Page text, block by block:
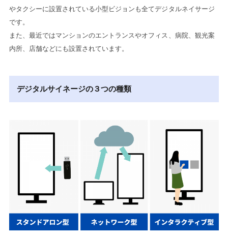
やタクシーに設置されている小型ビジョンも全てデジタルネイサージ
です。
また、最近ではマンションのエントランスやオフィス、病院、観光案
内所、店舗などにも設置されています。
デジタルサイネージの３つの種類